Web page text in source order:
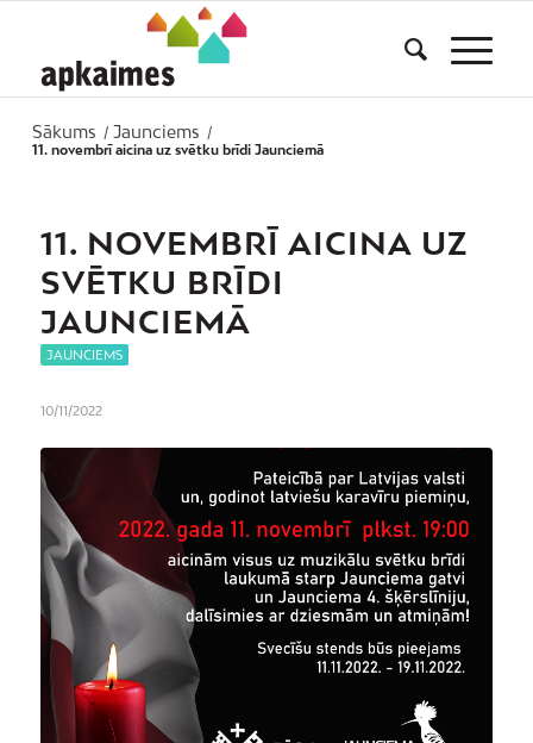
Sākums / Jaunciems
/
11. novembrī aicina uz svētku brīdi Jaunciemā
11. NOVEMBRĪ AICINA UZ
SVĒTKU BRĪDI
JAUNCIEMĀ
JAUNCIEMS
10/11/2022